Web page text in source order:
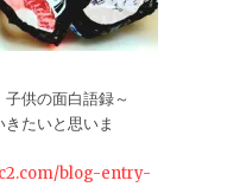
供の面白語録～
たいと思いま
blog-entry-